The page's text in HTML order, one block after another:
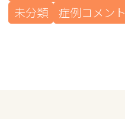
未分類
症例コメント